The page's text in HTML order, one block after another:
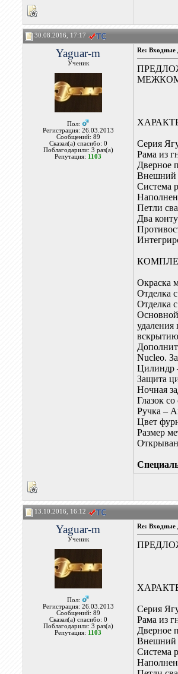
30.08.2016, 17:17
Yaguar-m
Ученик
Пол:
Регистрация: 26.03.2013
Сообщений: 89
Сказал(а) спасибо: 0
Поблагодарили: 3 раз(а)
Репутация: 1103
Re: Входные
Серия
Рама из
Дверное
Внешний
Система
Петли
Два
Окраска
Отделка
Отделка
Nucleo.
Цилиндр
Защита
Ночная
Глазок
Ручка –
Цвет
Размер
13.10.2016, 16:12
Yaguar-m
Ученик
Пол:
Регистрация: 26.03.2013
Сообщений: 89
Сказал(а) спасибо: 0
Поблагодарили: 3 раз(а)
Репутация: 1103
Re: Входные
Серия
Рама из
Дверное
Внешний
Система